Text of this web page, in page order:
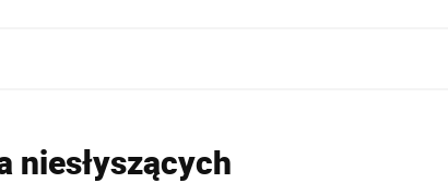
niesłyszących